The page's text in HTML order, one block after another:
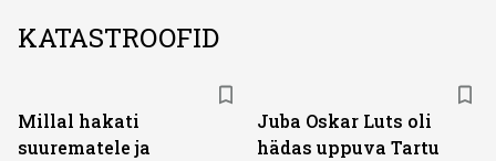
KATASTROOFID
Millal hakati
suurematele ja
Juba Oskar Luts oli
hädas uppuva Tartu